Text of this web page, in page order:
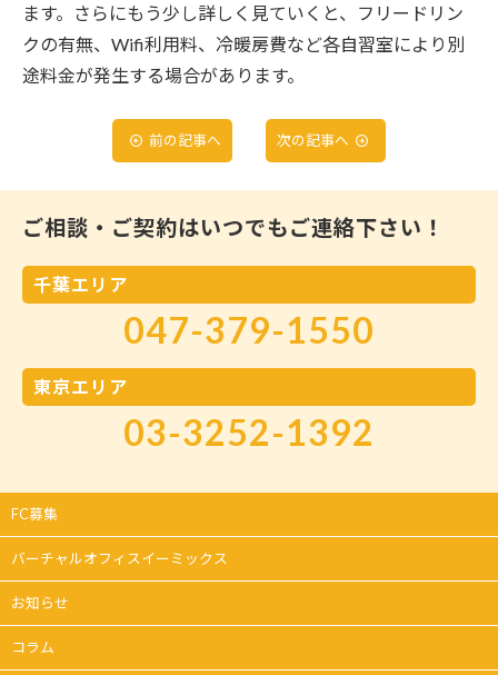
ます。さらにもう少し詳しく見ていくと、フリードリン
クの有無、Wifi利用料、冷暖房費など各自習室により別
途料金が発生する場合があります。
前の記事へ 次の記事へ
ご相談・ご契約はいつでもご連絡下さい！
千葉エリア
047-379-1550
東京エリア
03-3252-1392
FC募集
バーチャルオフィスイーミックス
お知らせ
コラム